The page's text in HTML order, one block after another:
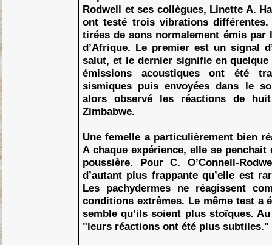
Rodwell et ses collègues, Linette A.
ont testé trois vibrations
tirées de sons normalement émis par
d’Afrique. Le premier est un signal
salut, et le dernier signifie en
émissions acoustiques ont été
sismiques puis envoyées dans le
alors observé les réactions de
Zimbabwe.
Une femelle a particulièrement bien
A chaque expérience, elle se
poussière. Pour C. O’Connell-
d’autant plus frappante qu’elle est
Les pachydermes ne réagissent
conditions extrêmes. Le même test a
semble qu’ils soient plus stoïques.
"leurs réactions ont été plus subtiles."